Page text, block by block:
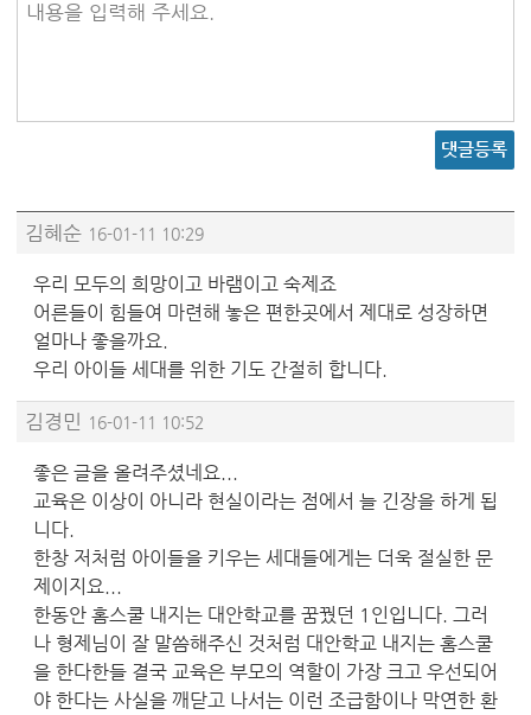
내용을 입력해 주세요.
댓글등록
김혜순 16-01-11 10:29
우리 모두의 희망이고 바램이고 숙제죠
어른들이 힘들여 마련해 놓은 편한곳에서 제대로 성장하면
얼마나 좋을까요.
우리 아이들 세대를 위한 기도 간절히 합니다.
김경민 16-01-11 10:52
좋은 글을 올려주셨네요...
교육은 이상이 아니라 현실이라는 점에서 늘 긴장을 하게 됩
니다.
한창 저처럼 아이들을 키우는 세대들에게는 더욱 절실한 문
제이지요...
한동안 홈스쿨 내지는 대안학교를 꿈꿨던 1인입니다. 그러
나 형제님이 잘 말씀해주신 것처럼 대안학교 내지는 홈스쿨
을 한다한들 결국 교육은 부모의 역할이 가장 크고 우선되어
야 한다는 사실을 깨닫고 나서는 이런 조급함이나 막연한 환